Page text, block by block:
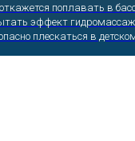
поплавать в
эффект
плескаться в детском